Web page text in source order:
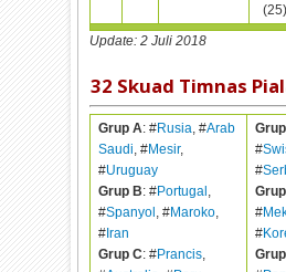
(25)
Update: 2 Juli 2018
32 Skuad Timnas
Grup A: #Rusia, #Arab
Saudi, #Mesir,
#Uruguay
Grup B: #Portugal ,
#Spanyol , #Maroko,
# Iran
Grup C: #Prancis,
#
#
#
#